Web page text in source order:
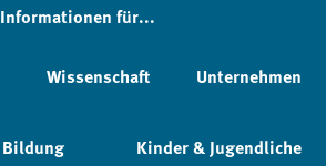
Informationen für...
Wissenschaft Unternehmen
Bildung Kinder & Jugendliche